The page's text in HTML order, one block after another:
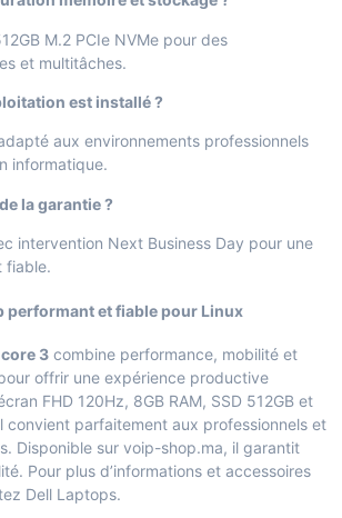
M.2 PCIe NVMe pour des
et multitâches.
est installé ?
aux environnements professionnels
informatique.
la garantie ?
intervention Next Business Day pour une
fiable.
performant et fiable pour Linux
3 combine performance, mobilité et
offrir une expérience productive
FHD 120Hz, 8GB RAM, SSD 512GB et
convient parfaitement aux professionnels et
Disponible sur voip-shop.ma, il garantit
Pour plus d’informations et accessoires
Dell Laptops.